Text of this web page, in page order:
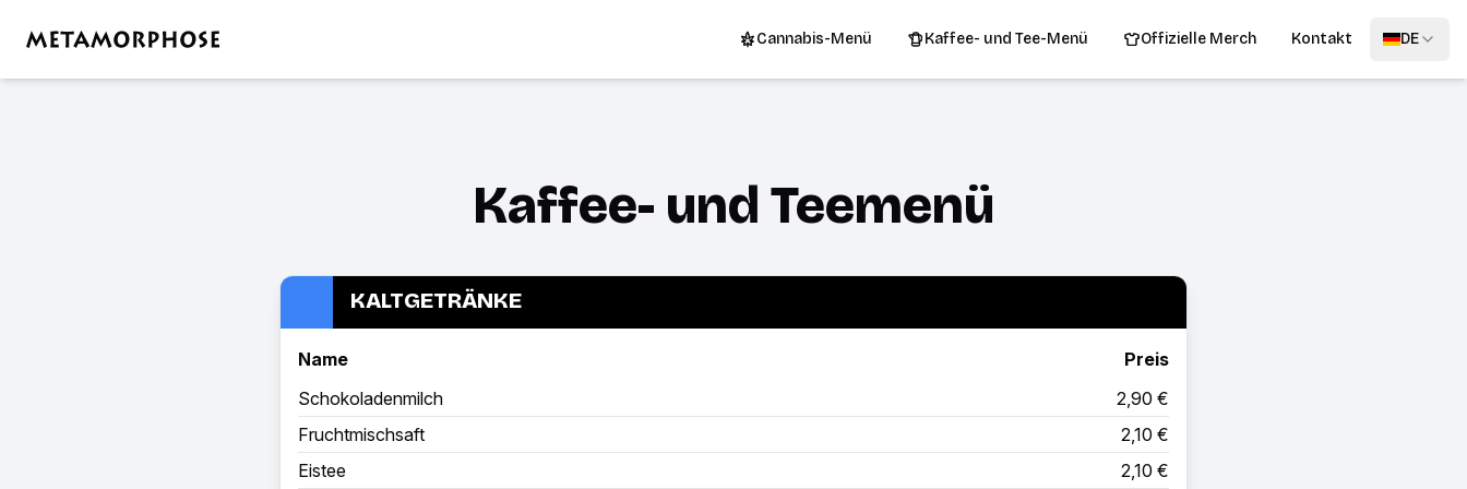
Cannabis-Menü Kaffee- und Tee-Menü Offizielle Merch Kontakt DE
Kaffee- und Teemenü
KALTGETRÄNKE
Name
Preis
Schokoladenmilch
2,90 €
Fruchtmischsaft
2,10 €
Eistee
2,10 €